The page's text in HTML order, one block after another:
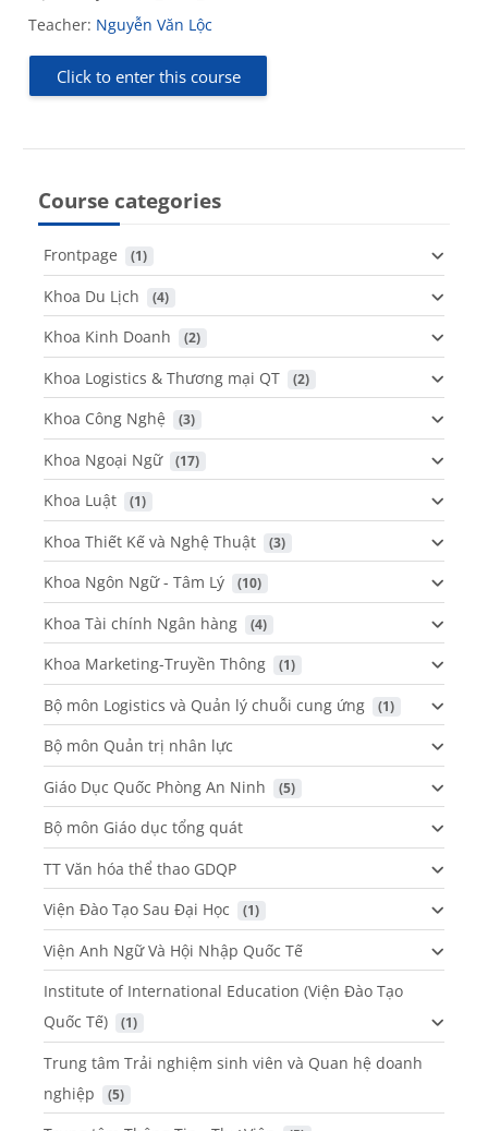
Teacher: Nguyễn Văn Lộc
Click to enter this course
Course categories
Frontpage (1)
Khoa Du Lịch (4)
Khoa Kinh Doanh (2)
Khoa Logistics & Thương mại QT (2)
Khoa Công Nghệ (3)
Khoa Ngoại Ngữ (17)
Khoa Luật (1)
Khoa Thiết Kế và Nghệ Thuật (3)
Khoa Ngôn Ngữ - Tâm Lý (10)
Khoa Tài chính Ngân hàng (4)
Khoa Marketing-Truyền Thông (1)
Bộ môn Logistics và Quản lý chuỗi cung ứng (1)
Bộ môn Quản trị nhân lực
Giáo Dục Quốc Phòng An Ninh
(5)
Bộ môn Giáo dục tổng quát
TT Văn hóa thể thao GDQP
Viện Đào Tạo Sau Đại Học
(1)
Viện Anh Ngữ Và Hội Nhập Quốc Tế
Institute of International Education (Viện Đào Tạo
Quốc Tế)
(1)
Trung tâm Trải nghiệm sinh viên và Quan hệ doanh
nghiệp
(5)